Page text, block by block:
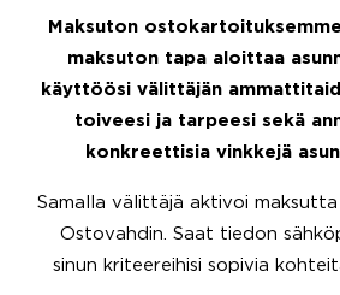
Maksuton
maksuton tapa aloittaa
käyttöösi välittäjän
toiveesi ja tarpeesi sekä
konkreettisia vinkkejä
Samalla välittäjä aktivoi
Ostovahdin. Saat tiedon
sinun kriteereihisi sopivia